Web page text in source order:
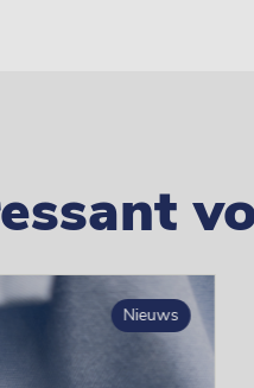
Nieuws